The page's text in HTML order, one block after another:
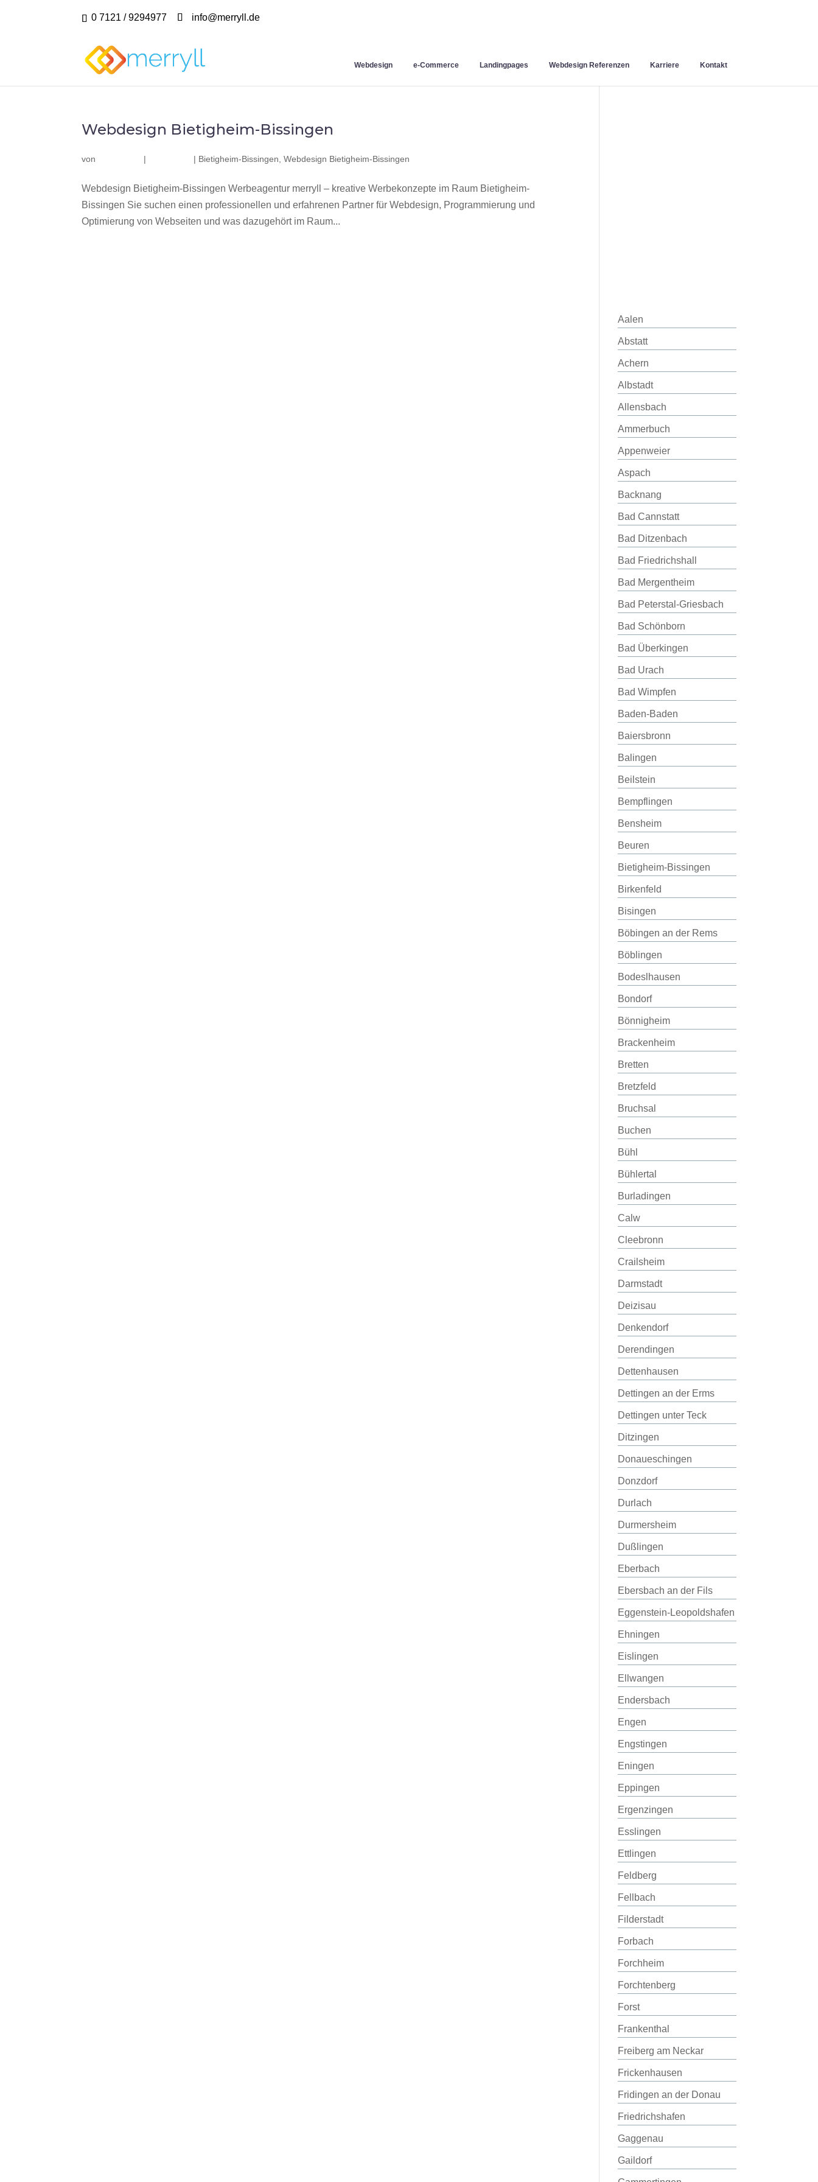
0 7121 / 9294977 info@merryll.de
Webdesign e-Commerce Landingpages Webdesign Referenzen Karriere Kontakt
Webdesign Bietigheim-Bissingen
von | | Bietigheim-Bissingen ,Webdesign Bietigheim-Bissingen
Webdesign Bietigheim-Bissingen Werbeagentur merryll – kreative Werbekonzepte im Raum Bietigheim-
Bissingen Sie suchen einen professionellen und erfahrenen Partner für Webdesign, Programmierung und
Optimierung von Webseiten und was dazugehört im Raum...
Aalen
Abstatt
Achern
Albstadt
Allensbach
Ammerbuch
Appenweier
Aspach
Backnang
Bad Cannstatt
Bad Ditzenbach
Bad Friedrichshall
Bad Mergentheim
Bad Peterstal-Griesbach
Bad Schönborn
Bad Überkingen
Bad Urach
Bad Wimpfen
Baden-Baden
Baiersbronn
Balingen
Beilstein
Bempflingen
Bensheim
Beuren
Bietigheim-Bissingen
Birkenfeld
Bisingen
Böbingen an der Rems
Böblingen
Bodeslhausen
Bondorf
Bönnigheim
Brackenheim
Bretten
Bretzfeld
Bruchsal
Buchen
Bühl
Bühlertal
Burladingen
Calw
Cleebronn
Crailsheim
Darmstadt
Deizisau
Denkendorf
Derendingen
Dettenhausen
Dettingen an der Erms
Dettingen unter Teck
Ditzingen
Donaueschingen
Donzdorf
Durlach
Durmersheim
Dußlingen
Eberbach
Ebersbach an der Fils
Eggenstein-Leopoldshafen
Ehningen
Eislingen
Ellwangen
Endersbach
Engen
Engstingen
Eningen
Eppingen
Ergenzingen
Esslingen
Ettlingen
Feldberg
Fellbach
Filderstadt
Forbach
Forchheim
Forchtenberg
Forst
Frankenthal
Freiberg am Neckar
Frickenhausen
Fridingen an der Donau
Friedrichshafen
Gaggenau
Gaildorf